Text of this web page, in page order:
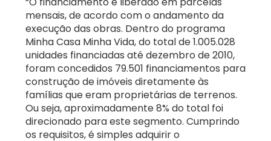
mensais, de acordo com o andamento da
execução das obras. Dentro do programa
Minha Casa Minha Vida, do total de 1.005.028
unidades financiadas até dezembro de 2010,
foram concedidos 79.501 financiamentos para
construção de imóveis diretamente às
famílias que eram proprietárias de terrenos.
Ou seja, aproximadamente 8% do total foi
direcionado para este segmento. Cumprindo
os requisitos, é simples adquirir o